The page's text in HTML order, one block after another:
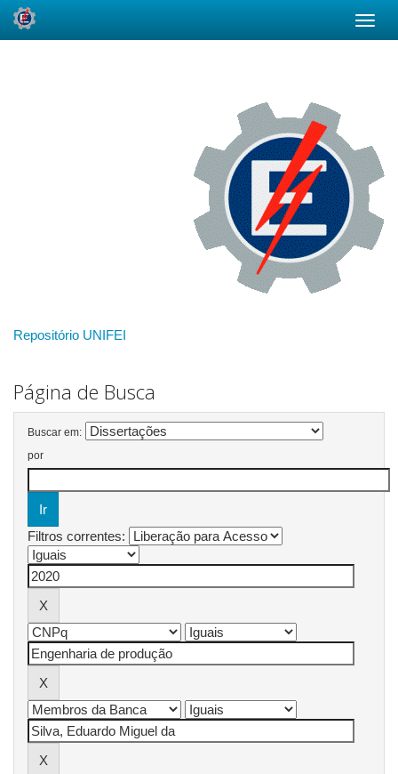
Repositório UNIFEI
Página de Busca
Buscar em:
por
Filtros correntes: